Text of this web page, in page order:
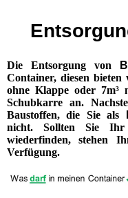
Die Entsorgung von
Container, diesen
ohne Klappe oder
Schubkarre an.
Baustoffen, die Sie als
nicht. Sollten Sie Ihr
wiederfinden, stehen
Verfügung.